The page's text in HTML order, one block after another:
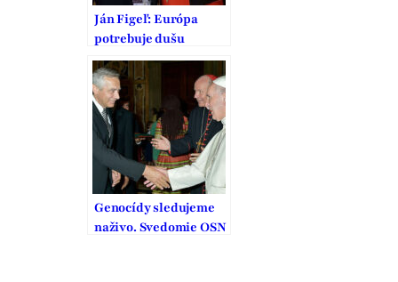
Ján Figeľ: Európa
potrebuje dušu
Genocídy sledujeme
naživo. Svedomie OSN